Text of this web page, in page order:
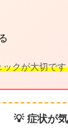
クが大切です
💡 症状が